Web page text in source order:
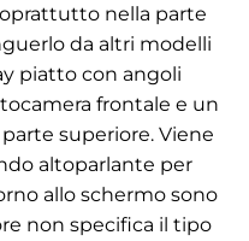
nella parte
da altri modelli
piatto con angoli
frontale e un
superiore. Viene
altoparlante per
allo schermo sono
non specifica il tipo